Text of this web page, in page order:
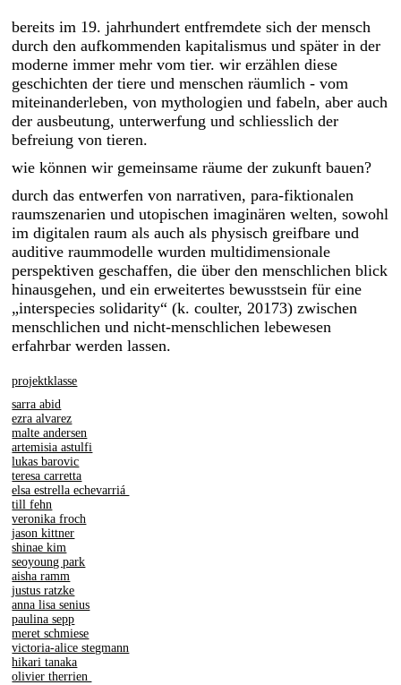
exhibitions
printed matter
bereits im 19. jahrhundert entfremdete sich der mensch
durch den aufkommenden kapitalismus und später in der
moderne immer mehr vom tier. wir erzählen diese
geschichten der tiere und menschen räumlich - vom
miteinanderleben, von mythologien und fabeln, aber auch
der ausbeutung, unterwerfung und schliesslich der
befreiung von tieren.
wie können wir gemeinsame räume der zukunft bauen?
durch das entwerfen von narrativen, para-fiktionalen
raumszenarien und utopischen imaginären welten, sowohl
im digitalen raum als auch als physisch greifbare und
auditive raummodelle wurden multidimensionale
perspektiven geschaffen, die über den menschlichen blick
hinausgehen, und ein erweitertes bewusstsein für eine
„interspecies solidarity“ (k. coulter, 20173) zwischen
menschlichen und nicht-menschlichen lebewesen
erfahrbar werden lassen.
projektklasse
sarra abid
ezra alvarez
malte andersen
artemisia astulfi
lukas barovic
teresa carretta
elsa estrella echevarriá
till fehn
veronika froch
jason kittner
shinae kim
seoyoung park
aisha ramm
justus ratzke
anna lisa senius
paulina sepp
meret schmiese
victoria-alice stegmann
hikari tanaka
olivier therrien